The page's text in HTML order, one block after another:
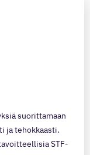
suorittamaan
ja tehokkaasti.
STF-